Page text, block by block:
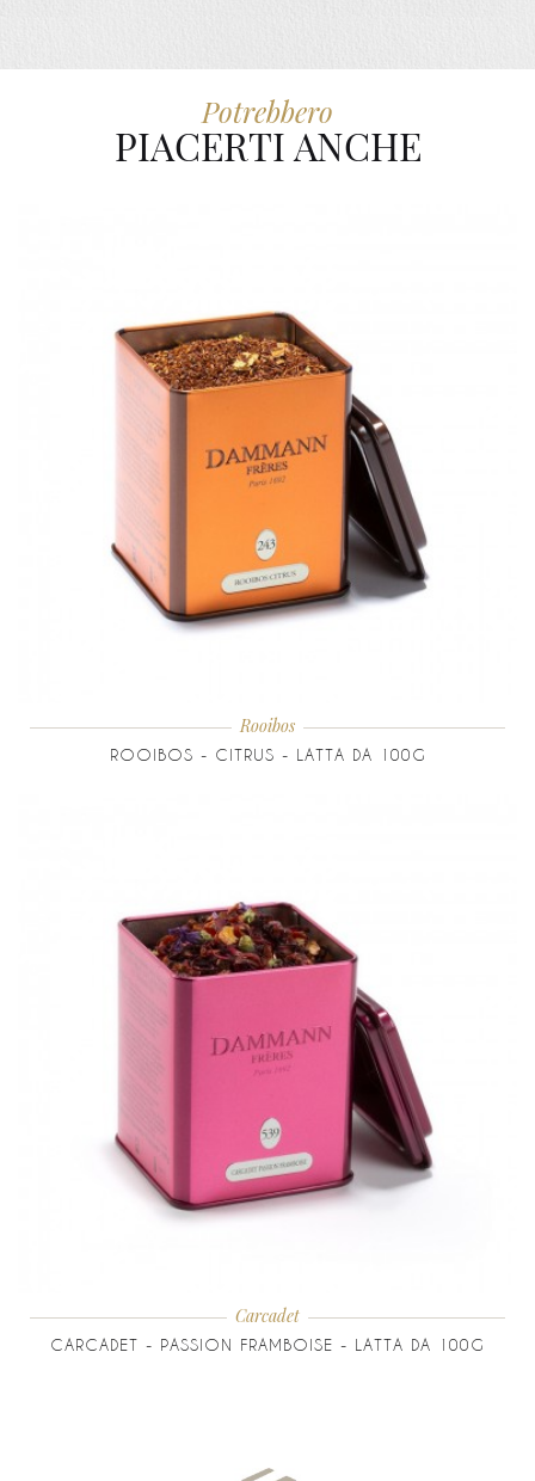
Potrebbero
PIACERTI ANCHE
Rooibos
ROOIBOS - CITRUS - LATTA DA 100G
Carcadet
CARCADET - PASSION FRAMBOISE - LATTA DA 100G